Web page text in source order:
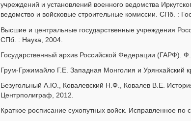
учреждений и установлений военного ведомства
ведомство и войсковые строительные комиссии. СПб. :
Высшие и центральные государственные учреждения
СПб. : Наука, 2004.
Государственный архив Российской Федерации (ГАРФ).
Грум-Гржимайло Г.Е. Западная Монголия и Урянхайский
Безугольный А.Ю., Ковалевский Н.Ф., Ковалев В.Е.
Центрполиграф, 2012.
Краткое росписание сухопутных войск. Исправленное